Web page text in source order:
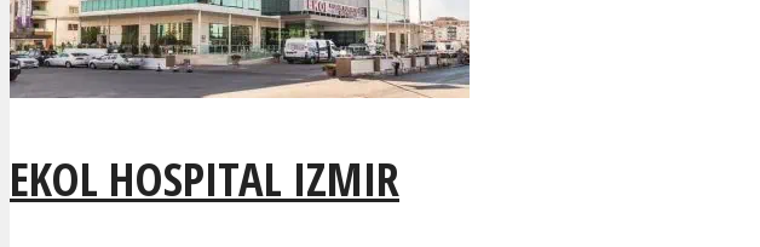
EKOL HOSPITAL IZMIR